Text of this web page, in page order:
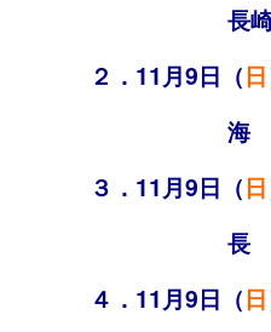
長崎北陽台
２．11月9日（日
海 星 ー
３．11月9日（日
長 崎 北
４．11月9日（日